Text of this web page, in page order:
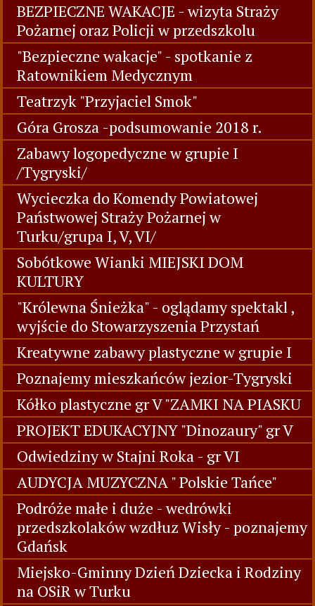
BEZPIECZNE WAKACJE - wizyta Straży
Pożarnej oraz Policji w przedszkolu
"Bezpieczne wakacje" - spotkanie z
Ratownikiem Medycznym
Teatrzyk "Przyjaciel Smok"
Góra Grosza -podsumowanie 2018 r.
Zabawy logopedyczne w grupie I
/Tygryski/
Wycieczka do Komendy Powiatowej
Państwowej Straży Pożarnej w
Turku/grupa I, V, VI/
Sobótkowe Wianki MIEJSKI DOM
KULTURY
"Królewna Śnieżka" - oglądamy spektakl ,
wyjście do Stowarzyszenia Przystań
Kreatywne zabawy plastyczne w grupie I
Poznajemy mieszkańców jezior-Tygryski
Kółko plastyczne gr V "ZAMKI NA PIASKU
PROJEKT EDUKACYJNY "Dinozaury" gr V
Odwiedziny w Stajni Roka - gr VI
AUDYCJA MUZYCZNA " Polskie Tańce"
Podróże małe i duże - wedrówki
przedszkolaków wzdłuz Wisły - poznajemy
Gdańsk
Miejsko-Gminny Dzień Dziecka i Rodziny
na OSiR w Turku